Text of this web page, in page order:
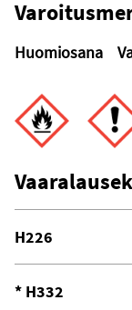
Huomiosana
H226
* H332